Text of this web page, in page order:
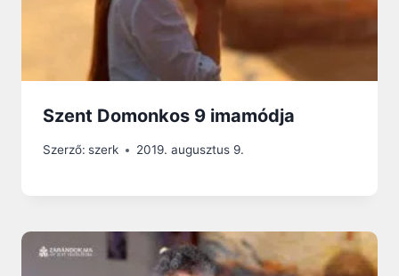
Szent Domonkos 9 imamódja
Szerző: szerk 2019. augusztus 9.